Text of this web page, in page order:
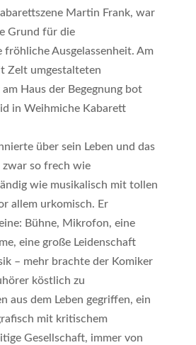
Martin Frank, war
Grund für die
fröhliche Ausgelassenheit. Am
Zelt umgestalteten
Haus der Begegnung bot
in Weihmiche Kabarett
über sein Leben und das
zwar so frech wie
wie musikalisch mit tollen
allem urkomisch. Er
Bühne, Mikrofon, eine
eine große Leidenschaft
– mehr brachte der Komiker
köstlich zu
aus dem Leben gegriffen, ein
mit kritischem
Gesellschaft, immer von